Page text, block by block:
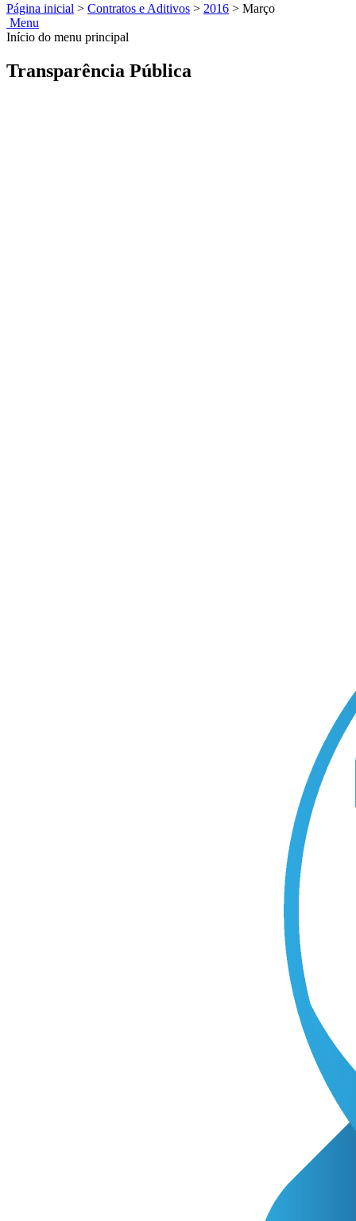
Página inicial > Contratos e Aditivos > 2016 > Março
Menu
Início do menu principal
Transparência Pública